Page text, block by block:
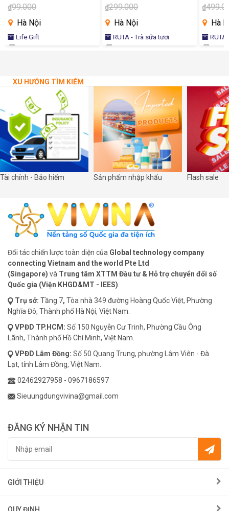
₫99.000
Hà Nội
Life Gift
₫299.000
Hà Nội
RUTA - Trà sữa tươi
₫
Hà
RUTA
XU HƯỚNG TÌM KIẾM
Tài chính - Bảo hiểm Sản phẩm nhập khẩu Flash sale
Đối tác chiến lược toàn diện của Global technology company
connecting Vietnam and the world Pte Ltd
(Singapore) và Trung tâm XTTM Đầu tư & Hỗ trợ chuyển đổi số
Quốc gia (Viện KHGD&MT - IEES)
Trụ sở: Tầng 7, Tòa nhà 349 đường Hoàng Quốc Việt, Phường
Nghĩa Đô, Thành phố Hà Nội, Việt Nam.
VPĐD TP.HCM: Số 150 Nguyễn Cư Trinh, Phường Cầu Ông
Lãnh, Thành phố Hồ Chí Minh, Việt Nam.
VPĐD Lâm Đồng: Số 50 Quang Trung, phường Lâm Viên - Đà
Lạt, tỉnh Lâm Đồng, Việt Nam.
02462927958 - 0967186597
Sieuungdungvivina@gmail.com
ĐĂNG KÝ NHẬN TIN
GIỚI THIỆU